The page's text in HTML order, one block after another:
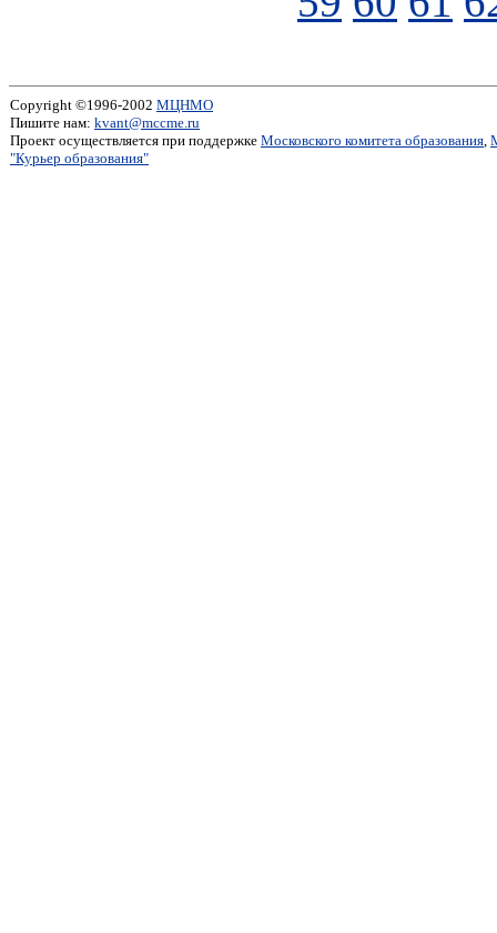
Copyright ©1996-2002 МЦНМО
Пишите нам: kvant@mccme.ru
Проект осуществляется при поддержке Московского комитета образования,
"Курьер образования"